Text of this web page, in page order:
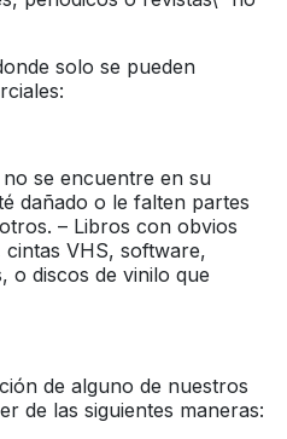
solo se pueden
se encuentre en su
dañado o le falten partes
– Libros con obvios
cintas VHS, software,
o discos de vinilo que
de alguno de nuestros
de las siguientes maneras: